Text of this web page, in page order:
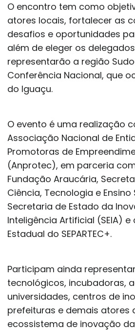
O encontro tem como
atores locais, fortalecer as
desafios e oportunidades
além de eleger os
representarão a região
Conferência Nacional, que
do Iguaçu.
O evento é uma realização
Associação Nacional de
Promotoras de
(Anprotec), em parceria com
Fundação Araucária,
Ciência, Tecnologia e Ensino
Secretaria de Estado da
Inteligência Artificial (SEIA)
Estadual do SEPARTEC+.
Participam ainda
tecnológicos, incubadoras,
universidades, centros de
prefeituras e demais atores
ecossistema de inovação